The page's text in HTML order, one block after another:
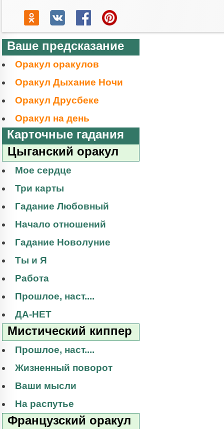
Ваше предсказание
Оракул оракулов
Оракул Дыхание Ночи
Оракул Друсбеке
Оракул на день
Карточные гадания
Цыганский оракул
Мое сердце
Три карты
Гадание Любовный
Начало отношений
Гадание Новолуние
Ты и Я
Работа
Прошлое, наст....
ДА-НЕТ
Мистический киппер
Прошлое, наст....
Жизненный поворот
Ваши мысли
На распутье
Французский оракул